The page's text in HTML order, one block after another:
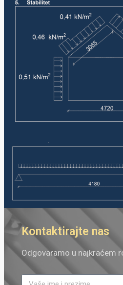
Kontaktirajte nas
Odgovaramo u najkraćem